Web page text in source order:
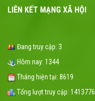
LIÊN KẾT MẠNG XÃ HỘI
Đang truy cập: 3
Hôm nay: 1344
Tháng hiện tại: 8619
Tổng lượt truy cập: 1413776